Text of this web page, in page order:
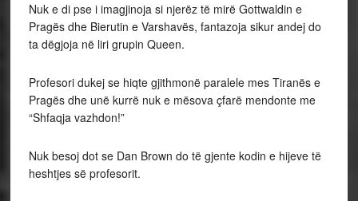
Nuk e di pse i imagjinoja si njerëz të mirë Gottwaldin e
Pragës dhe Bierutin e Varshavës, fantazoja sikur andej do
ta dëgjoja në liri grupin Queen.
Profesori dukej se hiqte gjithmonë paralele mes Tiranës e
Pragës dhe unë kurrë nuk e mësova çfarë mendonte me
“Shfaqja vazhdon!”
Nuk besoj dot se Dan Brown do të gjente kodin e hijeve të
heshtjes së profesorit.